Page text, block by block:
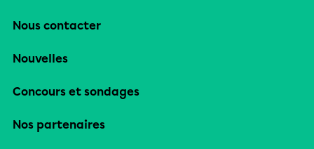
Nous contacter
Nouvelles
Concours et sondages
Nos partenaires